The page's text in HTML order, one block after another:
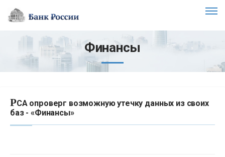
Финансы
РСА опроверг возможную утечку данных из своих
баз - «Финансы»